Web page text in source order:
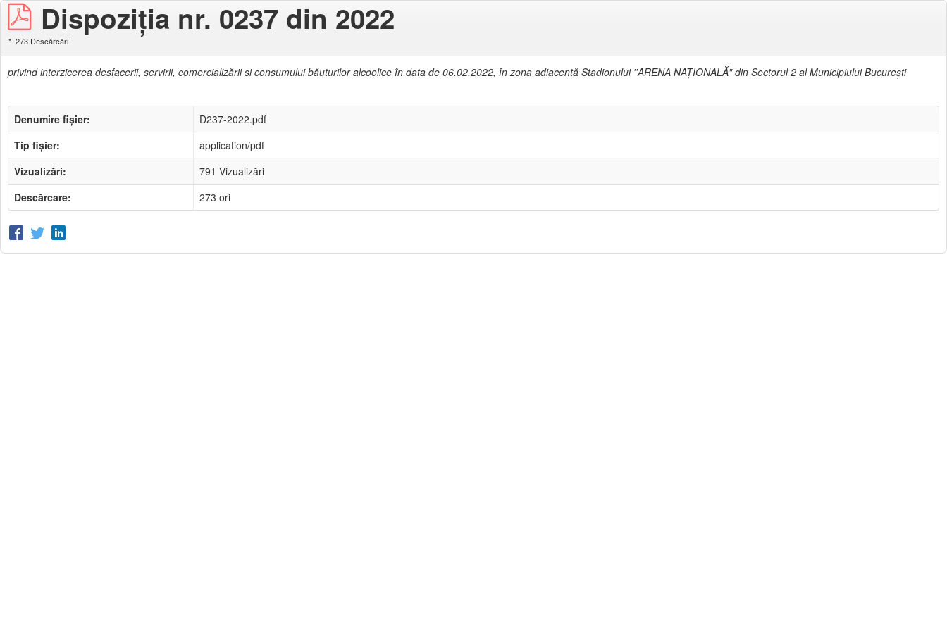
Dispoziţia nr. 0237 din 2022
273 Descărcări
privind interzicerea desfacerii, servirii, comercializării si consumului băuturilor alcoolice în data de 06.02.2022, în zona adiacentă Stadionului ''ARENA NAŢIONALĂ" din Sectorul 2 al Municipiului Bucureşti
Denumire fișier:
D237-2022.pdf
Tip fișier:
application/pdf
Vizualizări:
791 Vizualizări
Descărcare:
273 ori